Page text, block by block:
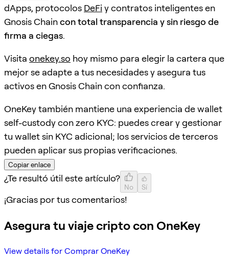
dApps, protocolos DeFi y contratos inteligentes en
Gnosis Chaincon total transparencia y sin riesgo de
firma a ciegas.
Visita onekey.so hoy mismo para elegir la cartera que
mejor se adapte a tus necesidades y asegura tus
activos en Gnosis Chain con confianza.
OneKey también mantiene una experiencia de wallet
self-custody con zero KYC: puedes crear y gestionar
tu wallet sin KYC adicional; los servicios de terceros
pueden aplicar sus propias verificaciones.
Copiar enlace
¿Te resultó útil este artículo?
No Sí
¡Gracias por tus comentarios!
Asegura tu viaje cripto con OneKey
View details for Comprar OneKey